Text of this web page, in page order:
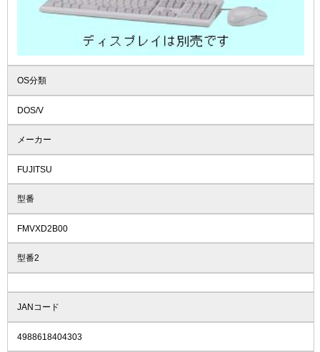
OS分類
DOS/V
メーカー
FUJITSU
型番
FMVXD2B00
型番2
JANコード
4988618404303